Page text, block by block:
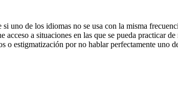
uno de los idiomas no se usa con la misma
a situaciones en las que se pueda practicar de
o estigmatización por no hablar perfectamente uno